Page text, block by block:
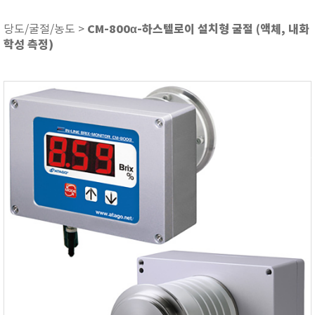
ATAGO
AZ INSTRUMENT
Bellingham+Stanley
BROOKFIELD
CIRRUS Research
DA METER®
Delta-OHM
DOHTOYO
DRAGER (드레가)
e-Plus Innovation
당도/굴절/농도 > CM-800α-하스텔로이 설치형 굴절 (액체, 내화
학성 측정)